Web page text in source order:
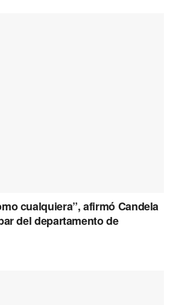
cualquiera”, afirmó Candela
del departamento de